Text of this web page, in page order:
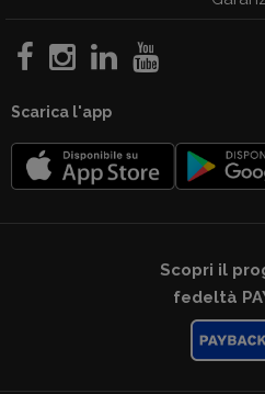
Scarica l'app
Scopri il
fedeltà